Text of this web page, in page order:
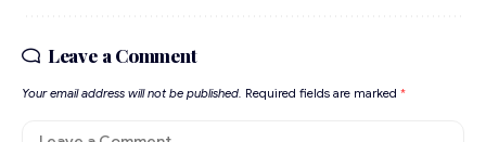
Leave a Comment
Your email address will not be published. Required fields are marked *